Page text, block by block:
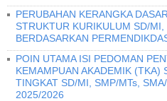
PERUBAHAN KERANGKA
STRUKTUR KURIKULUM SD/
BERDASARKAN
POIN UTAMA ISI PEDOMAN
KEMAMPUAN AKADEMIK (TKA)
TINGKAT SD/MI, SMP/MTs,
2025/2026